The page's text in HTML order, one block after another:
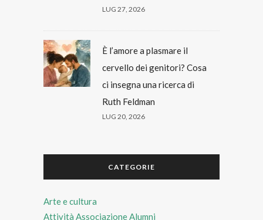
LUG 27, 2026
È l’amore a plasmare il
cervello dei genitori? Cosa
ci insegna una ricerca di
Ruth Feldman
LUG 20, 2026
CATEGORIE
Arte e cultura
Attività Associazione Alumni